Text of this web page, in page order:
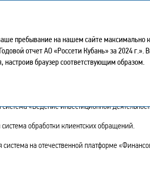
«Ведение инвестиционной
обработки клиентских обращений.
на отечественной платформе
пребывание на нашем сайте
отчет АО «Россети Кубань» за 2024
браузер соответствующим образом.